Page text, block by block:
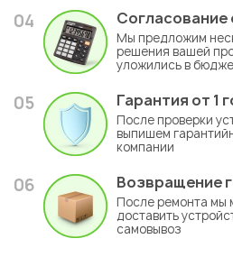
04 Согласование
Мы предложим
решения вашей
уложились в
05 Гарантия от 1
После проверки
выпишем
компании
06 Возвращение
После ремонта мы
доставить
самовывоз